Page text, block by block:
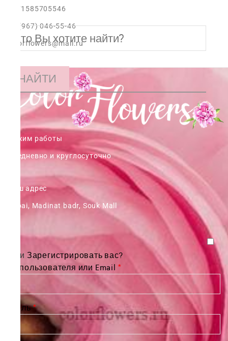
+971585705546
+7 (967) 046-55-46
colorflowers@mail.ru
Режим работы
ежедневно и круглосуточно
Наш адрес
Dubai, Madinat badr, Souk Mall
Войти Зарегистрировать вас?
Имя пользователя или Email *Обязательно
Пароль*Обязательно
НАЙТИ